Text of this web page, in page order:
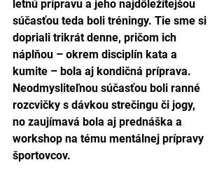
letnú prípravu a jeho najdôležitejšou
súčasťou teda boli tréningy. Tie sme si
dopriali trikrát denne, pričom ich
náplňou – okrem disciplín kata a
kumite – bola aj kondičná príprava.
Neodmysliteľnou súčasťou boli ranné
rozcvičky s dávkou strečingu či jogy,
no zaujímavá bola aj prednáška a
workshop na tému mentálnej prípravy
športovcov.